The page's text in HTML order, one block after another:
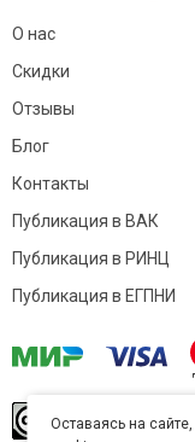
О нас
Скидки
Отзывы
Блог
Контакты
Публикация в ВАК
Публикация в РИНЦ
Публикация в ЕГПНИ
Оставаясь на